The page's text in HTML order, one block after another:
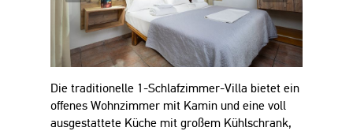
Die traditionelle 1-Schlafzimmer-Villa bietet ein
offenes Wohnzimmer mit Kamin und eine voll
ausgestattete Küche mit großem Kühlschrank,